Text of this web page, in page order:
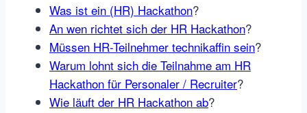
Was ist ein (HR) Hackathon?
An wen richtet sich der HR Hackathon?
Müssen HR-Teilnehmer technikaffin sein?
Warum lohnt sich die Teilnahme am HR
Hackathon für Personaler / Recruiter?
Wie läuft der HR Hackathon ab?